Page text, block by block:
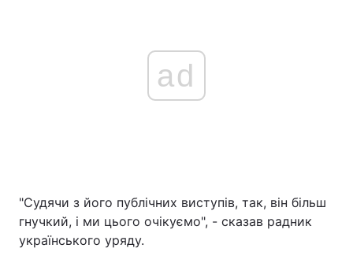
ad
"Судячи з його публічних виступів, так, він більш
гнучкий, і ми цього очікуємо", - сказав радник
українського уряду.